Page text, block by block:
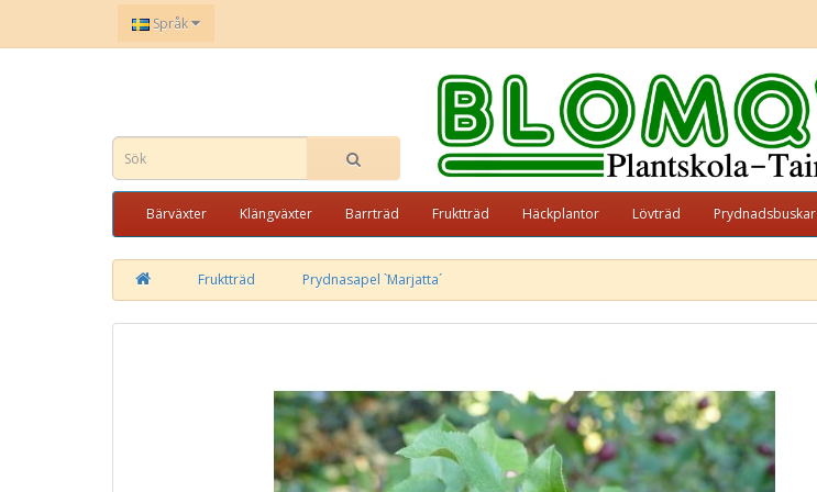
Språk
Bärväxter Klängväxter Barrträd Fruktträd Häckplantor Lövträd Prydnadsbuskar
Fruktträd Prydnasapel `Marjatta´